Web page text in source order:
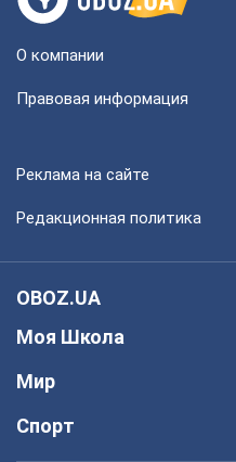
О компании
Правовая информация
Реклама на сайте
Редакционная политика
OBOZ.UA
Моя Школа
Мир
Спорт